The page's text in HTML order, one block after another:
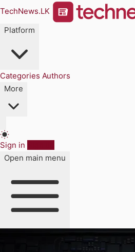
TechNews.LK
Platform
Categories Authors
More
Sign in
Open main menu